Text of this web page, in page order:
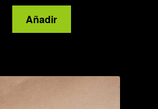
Asado
banderita
Añadir